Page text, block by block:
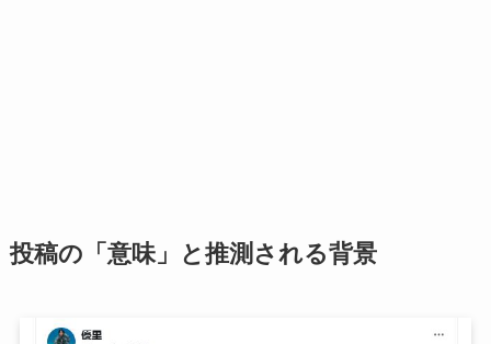
投稿の「意味」と推測される背景